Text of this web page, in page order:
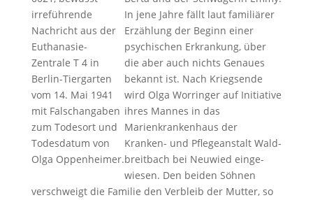
irreführende
Nachricht aus der
Euthanasie-
Zentrale T 4 in
Berlin-Tiergarten
vom 14. Mai 1941
mit Falschangaben
zum Todesort und
Todesdatum von
Olga Oppenheimer.
In jene Jahre fällt laut familiärer
Erzählung der Beginn einer
psychischen Erkrankung, über
die aber auch nichts Genaues
bekannt ist. Nach Kriegsende
wird Olga Worringer auf Initiative
ihres Mannes in das
Marienkrankenhaus der
Kranken- und Pflegeanstalt Wald­
breit­bach bei Neu­wied ein­ge­
wiesen. Den bei­den Söh­nen
verschweigt die Familie den Verbleib der Mutter, so